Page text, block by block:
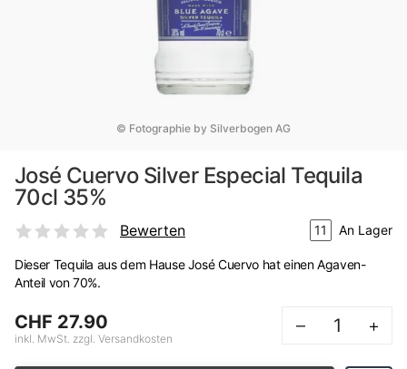
© Fotographie by Silverbogen AG
José Cuervo Silver Especial Tequila
70cl 35%
Bewerten 11 An Lager
Dieser Tequila aus dem Hause José Cuervo hat einen Agaven-
Anteil von 70%.
CHF 27.90
inkl. MwSt. zzgl. Versandkosten
– +